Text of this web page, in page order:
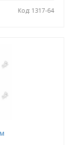
Код: 1317-64